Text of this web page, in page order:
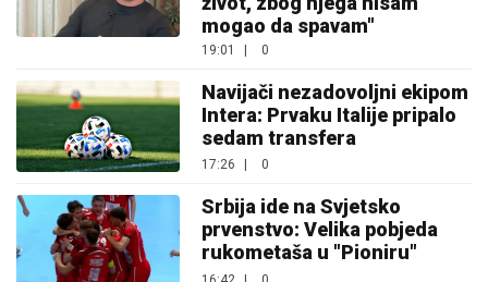
mogao da spavam"
19:01 0
Navijači nezadovoljni ekipom
Intera: Prvaku Italije pripalo
sedam transfera
17:26 0
Srbija ide na Svjetsko
prvenstvo: Velika pobjeda
rukometaša u "Pioniru"